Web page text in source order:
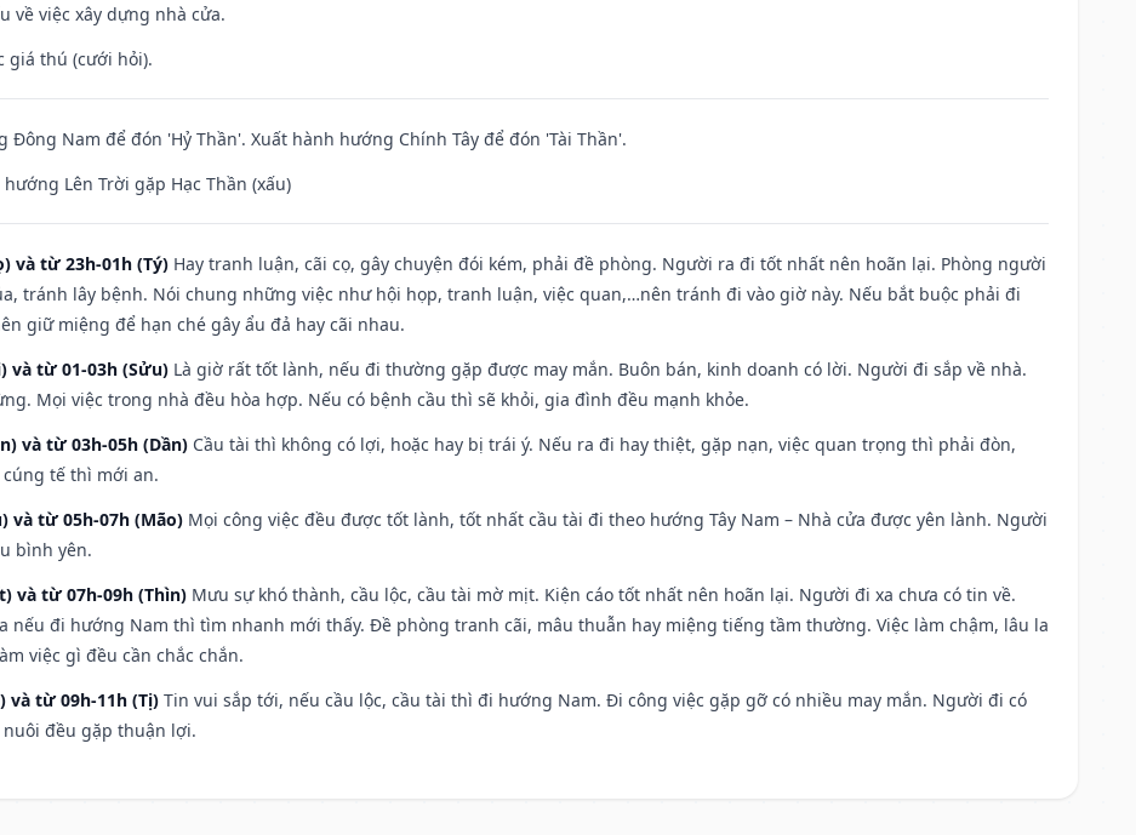
về việc xây dựng nhà cửa.
giá thú (cưới hỏi).
Đông Nam để đón 'Hỷ Thần'. Xuất hành hướng Chính Tây để đón 'Tài Thần'.
Lên Trời gặp Hạc Thần (xấu)
và từ 23h-01h (Tý) Hay tranh luận, cãi cọ, gây chuyện đói kém, phải đề phòng. Người ra đi tốt nhất nên hoãn lại. Phòng người
tránh lây bệnh. Nói chung những việc như hội họp, tranh luận, việc quan,…nên tránh đi vào giờ này. Nếu bắt buộc phải đi
giữ miệng để hạn ché gây ẩu đả hay cãi nhau.
và từ 01-03h (Sửu) Là giờ rất tốt lành, nếu đi thường gặp được may mắn. Buôn bán, kinh doanh có lời. Người đi sắp về nhà.
Mọi việc trong nhà đều hòa hợp. Nếu có bệnh cầu thì sẽ khỏi, gia đình đều mạnh khỏe.
và từ 03h-05h (Dần) Cầu tài thì không có lợi, hoặc hay bị trái ý. Nếu ra đi hay thiệt, gặp nạn, việc quan trọng thì phải đòn,
tế thì mới an.
và từ 05h-07h (Mão) Mọi công việc đều được tốt lành, tốt nhất cầu tài đi theo hướng Tây Nam – Nhà cửa được yên lành. Người
bình yên.
và từ 07h-09h (Thìn) Mưu sự khó thành, cầu lộc, cầu tài mờ mịt. Kiện cáo tốt nhất nên hoãn lại. Người đi xa chưa có tin về.
nếu đi hướng Nam thì tìm nhanh mới thấy. Đề phòng tranh cãi, mâu thuẫn hay miệng tiếng tầm thường. Việc làm chậm, lâu la
việc gì đều cần chắc chắn.
và từ 09h-11h (Tị) Tin vui sắp tới, nếu cầu lộc, cầu tài thì đi hướng Nam. Đi công việc gặp gỡ có nhiều may mắn. Người đi có
đều gặp thuận lợi.